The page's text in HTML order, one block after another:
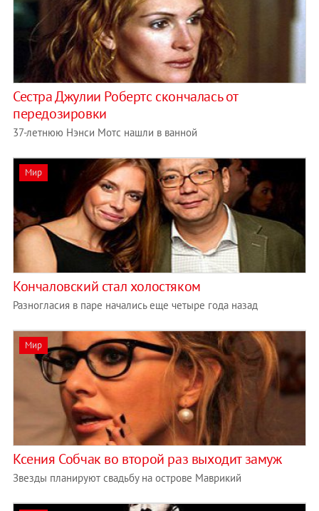
Сестра Джулии Робертс скончалась от
передозировки
37-летнюю Нэнси Мотс нашли в ванной
Мир
Кончаловский стал холостяком
Разногласия в паре начались еще четыре года назад
Мир
Ксения Собчак во второй раз выходит замуж
Звезды планируют свадьбу на острове Маврикий